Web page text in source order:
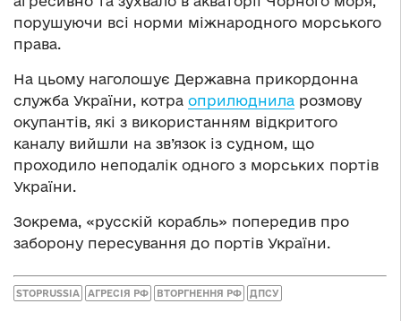
порушуючи всі норми міжнародного морського
права.
На цьому наголошує Державна прикордонна
служба України, котра оприлюднила розмову
окупантів, які з використанням відкритого
каналу вийшли на зв’язок із судном, що
проходило неподалік одного з морських портів
України.
Зокрема, «русскій корабль» попередив про
заборону пересування до портів України.
STOPRUSSIA АГРЕСІЯ РФ ВТОРГНЕННЯ РФ ДПСУ